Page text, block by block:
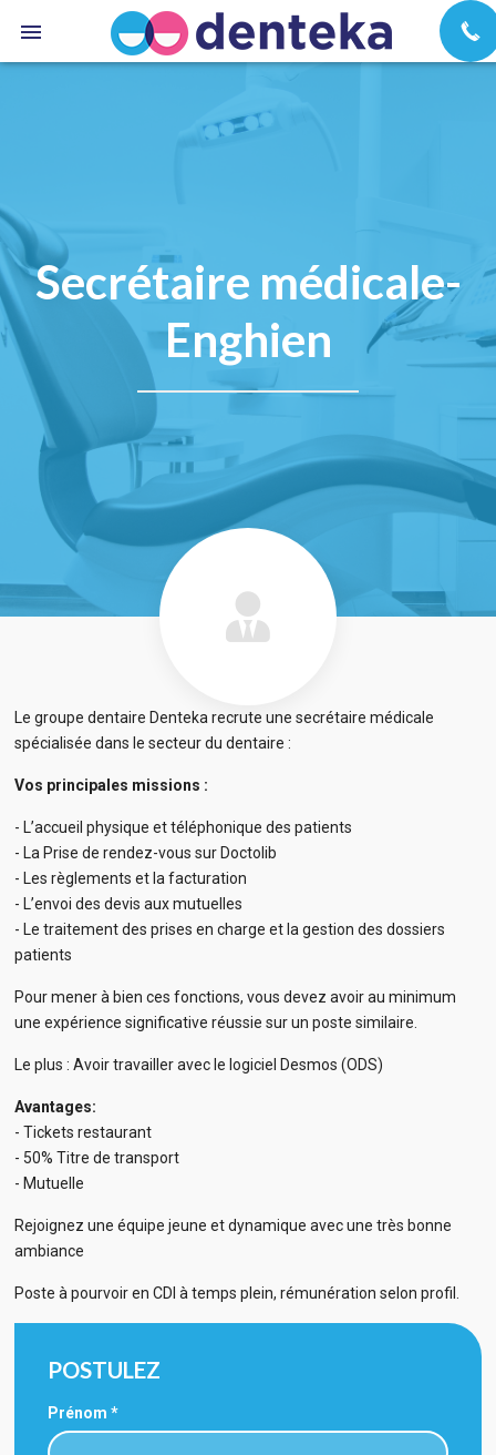
Secrétaire médicale-
Enghien
Le groupe dentaire Denteka recrute une secrétaire médicale
spécialisée dans le secteur du dentaire :
Vos principales missions :
- L’accueil physique et téléphonique des patients
- La Prise de rendez-vous sur Doctolib
- Les règlements et la facturation
- L’envoi des devis aux mutuelles
- Le traitement des prises en charge et la gestion des dossiers
patients
Pour mener à bien ces fonctions, vous devez avoir au minimum
une expérience significative réussie sur un poste similaire.
Le plus : Avoir travailler avec le logiciel Desmos (ODS)
Avantages:
- Tickets restaurant
- 50% Titre de transport
- Mutuelle
Rejoignez une équipe jeune et dynamique avec une très bonne
ambiance
Poste à pourvoir en CDI à temps plein, rémunération selon profil.
POSTULEZ
Prénom